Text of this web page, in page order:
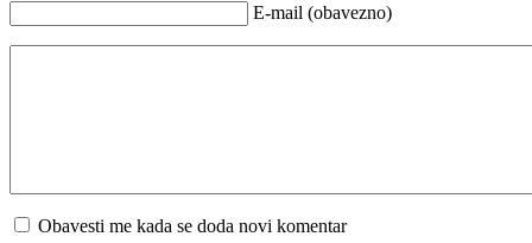
E-mail (obavezno)
Obavesti me kada se doda novi komentar